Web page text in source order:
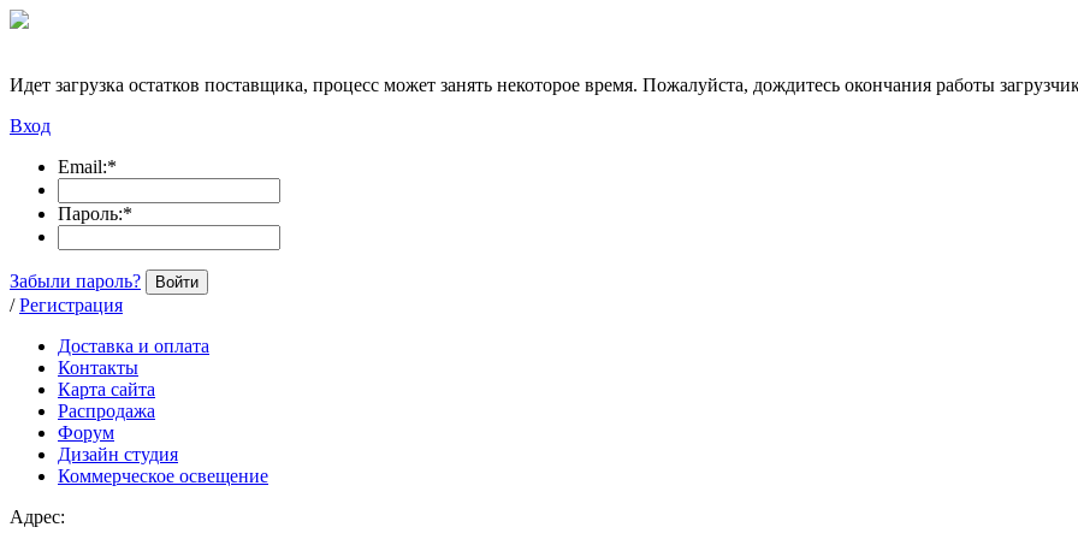
Идет загрузка остатков поставщика, процесс может занять некоторое время. Пожалуйста, дождитесь окончания работы
Вход
Email:*
Пароль:*
Забыли пароль? Войти
/ Регистрация
Доставка и оплата
Контакты
Карта сайта
Распродажа
Форум
Дизайн студия
Коммерческое освещение
Адрес: